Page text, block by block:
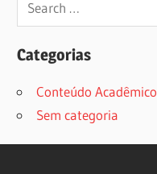
Categorias
Conteúdo Acadêmico
Sem categoria